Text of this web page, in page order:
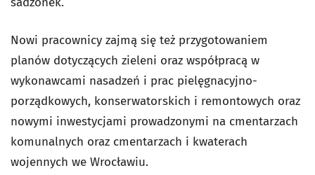
Nowi pracownicy zajmą się też przygotowaniem
planów dotyczących zieleni oraz współpracą w
wykonawcami nasadzeń i prac pielęgnacyjno-
porządkowych, konserwatorskich i remontowych oraz
nowymi inwestycjami prowadzonymi na cmentarzach
komunalnych oraz cmentarzach i kwaterach
wojennych we Wrocławiu.